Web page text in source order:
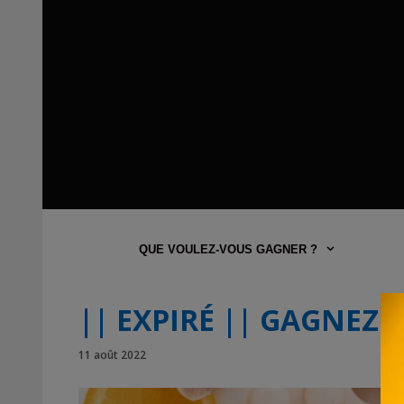
QUE VOULEZ-VOUS GAGNER ?
|| EXPIRÉ || GAGNEZ
11 août 2022